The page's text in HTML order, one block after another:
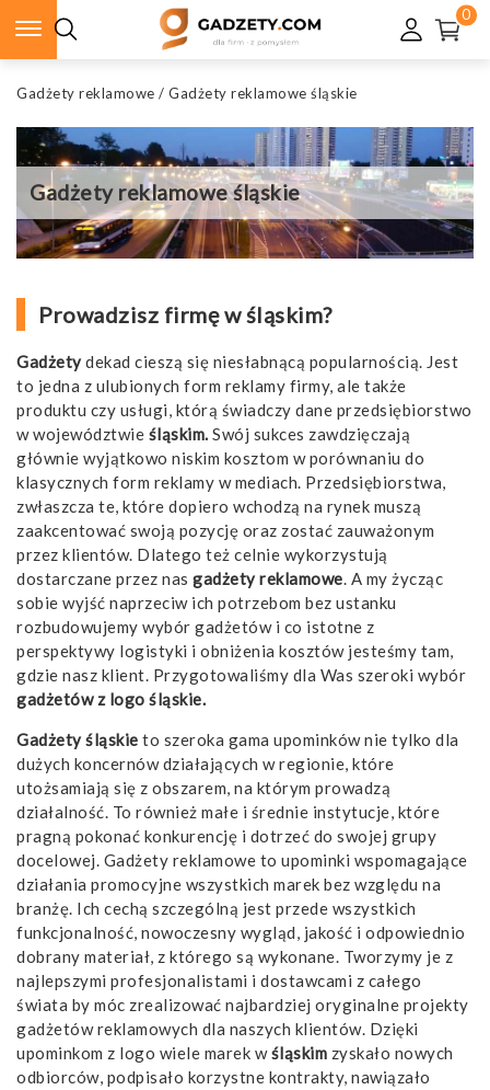
0
Gadżety reklamowe / Gadżety reklamowe śląskie
Gadżety reklamowe śląskie
Prowadzisz firmę w śląskim?
Gadżetydekad cieszą się niesłabnącą popularnością. Jest
to jedna z ulubionych form reklamy firmy, ale także
produktu czy usługi, którą świadczy dane przedsiębiorstwo
w województwie śląskim. Swój sukces zawdzięczają
głównie wyjątkowo niskim kosztom w porównaniu do
klasycznych form reklamy w mediach. Przedsiębiorstwa,
zwłaszcza te, które dopiero wchodzą na rynek muszą
zaakcentować swoją pozycję oraz zostać zauważonym
przez klientów. Dlatego też celnie wykorzystują
dostarczane przez nas gadżety reklamowe. A my życząc
sobie wyjść naprzeciw ich potrzebom bez ustanku
rozbudowujemy wybór gadżetów i co istotne z
perspektywy logistyki i obniżenia kosztów jesteśmy tam,
gdzie nasz klient. Przygotowaliśmy dla Was szeroki wybór
gadżetów z logo śląskie.
Gadżety śląskie to szeroka gama upominków nie tylko dla
dużych koncernów działających w regionie, które
utożsamiają się z obszarem, na którym prowadzą
działalność. To również małe i średnie instytucje, które
pragną pokonać konkurencję i dotrzeć do swojej grupy
docelowej. Gadżety reklamowe to upominki wspomagające
działania promocyjne wszystkich marek bez względu na
branżę. Ich cechą szczególną jest przede wszystkich
funkcjonalność, nowoczesny wygląd, jakość i odpowiednio
dobrany materiał, z którego są wykonane. Tworzymy je z
najlepszymi profesjonalistami i dostawcami z całego
świata by móc zrealizować najbardziej oryginalne projekty
gadżetów reklamowych dla naszych klientów. Dzięki
upominkom z logo wiele marek wśląskim zyskało nowych
odbiorców, podpisało korzystne kontrakty, nawiązało